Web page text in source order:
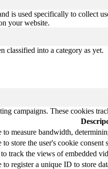
used specifically to collect
your website.
classified into a category as yet.
campaigns. These cookies
to measure bandwidth,
store the user's cookie consent
track the views of embedded
to register a unique ID to store